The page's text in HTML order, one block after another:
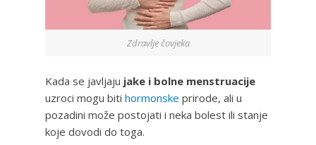
Zdravlje čovjeka
Kada se javljaju jake i bolne menstruacije
uzroci mogu biti hormonske prirode, ali u
pozadini može postojati i neka bolest ili stanje
koje dovodi do toga.